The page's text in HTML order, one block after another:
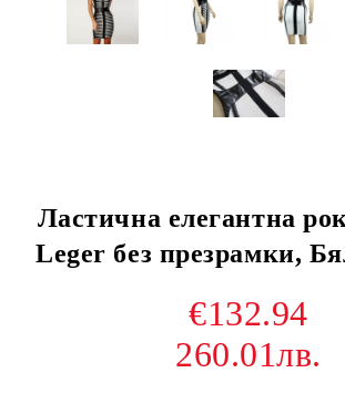
Ластична елегантна
Leger без презрамки,
€132.94
260.01лв.